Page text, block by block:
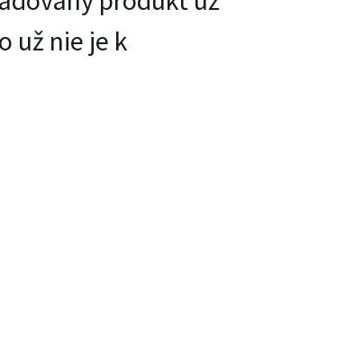
už nie je k